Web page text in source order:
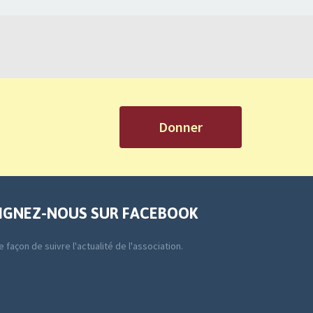
Donner
NOUS SUR FACEBOOK
façon de suivre l'actualité de l'association.